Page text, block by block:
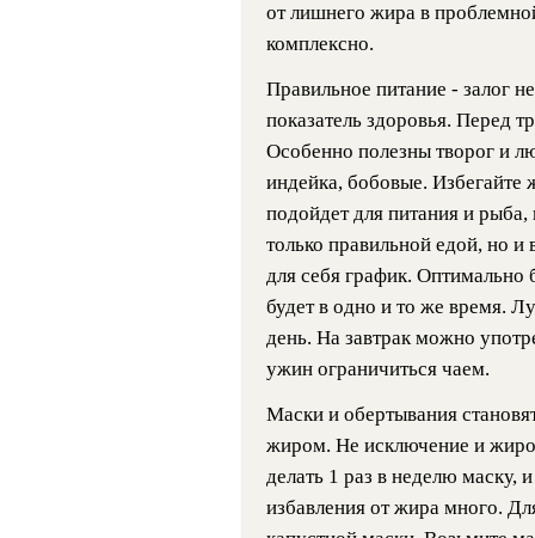
от лишнего жира в
комплексно.
Правильное питание - залог
показатель здоровья. Перед
Особенно полезны творог и
индейка, бобовые.
подойдет для питания и
только правильной едой, но и
для себя график.
будет в одно и то же время.
день. На завтрак можно
ужин ограничиться чаем.
Маски и обертывания
жиром. Не исключение и
делать 1 раз в неделю маску,
избавления от жира много.